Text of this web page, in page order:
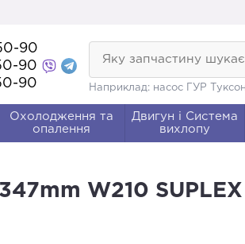
90
90
90
Яку запчастину
Наприклад: насос ГУР
Охолодження та
опалення
Двигун і Система
вихлопу
W210 SUPLEX